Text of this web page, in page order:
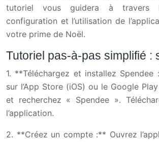
tutoriel vous guidera à travers
configuration et l’utilisation de
votre prime de Noël.
Tutoriel pas-à-pas simplifié :
1. **Téléchargez et installez Spendee
sur l’App Store (iOS) ou le Google
et recherchez « Spendee ».
l’application.
2. **Créez un compte :** Ouvrez